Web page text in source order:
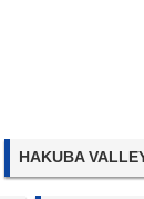
HAKUBA